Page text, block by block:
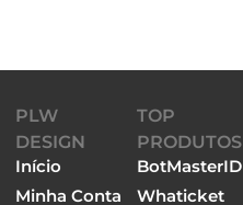
PLW
DESIGN
Início
Minha Conta
TOP
PRODUTOS
BotMasterID
Whaticket